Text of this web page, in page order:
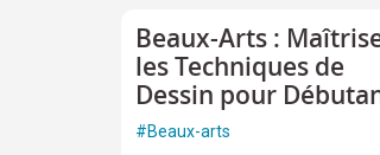
Beaux-Arts :
les Techniques de
Dessin pour
#Beaux-arts